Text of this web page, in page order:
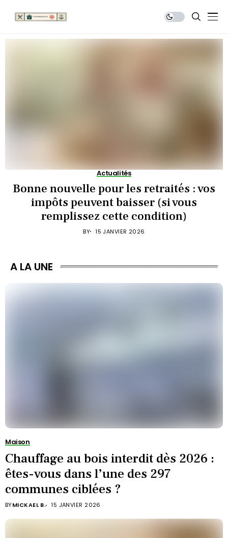
Actualités
Bonne nouvelle pour les retraités : vos
impôts peuvent baisser (si vous
remplissez cette condition)
BY 15 JANVIER 2026
A LA UNE
Maison
Chauffage au bois interdit dès 2026 :
êtes-vous dans l’une des 297
communes ciblées ?
BYMICKAEL B. 15 JANVIER 2026